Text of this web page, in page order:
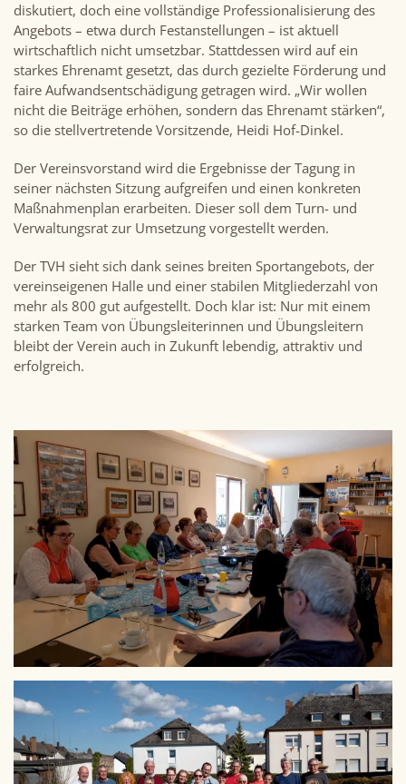
diskutiert, doch eine vollständige Professionalisierung des
Angebots – etwa durch Festanstellungen – ist aktuell
wirtschaftlich nicht umsetzbar. Stattdessen wird auf ein
starkes Ehrenamt gesetzt, das durch gezielte Förderung und
faire Aufwandsentschädigung getragen wird. „Wir wollen
nicht die Beiträge erhöhen, sondern das Ehrenamt stärken“,
so die stellvertretende Vorsitzende, Heidi Hof-Dinkel.
Der Vereinsvorstand wird die Ergebnisse der Tagung in
seiner nächsten Sitzung aufgreifen und einen konkreten
Maßnahmenplan erarbeiten. Dieser soll dem Turn- und
Verwaltungsrat zur Umsetzung vorgestellt werden.
Der TVH sieht sich dank seines breiten Sportangebots, der
vereinseigenen Halle und einer stabilen Mitgliederzahl von
mehr als 800 gut aufgestellt. Doch klar ist: Nur mit einem
starken Team von Übungsleiterinnen und Übungsleitern
bleibt der Verein auch in Zukunft lebendig, attraktiv und
erfolgreich.